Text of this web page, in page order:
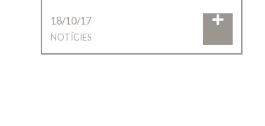
18/10/17
NOTÍCIES